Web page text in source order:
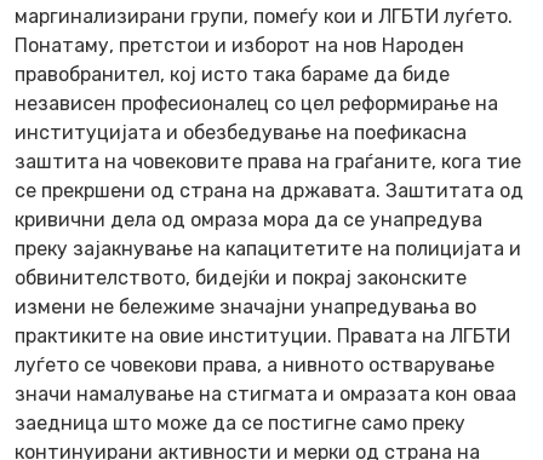
маргинализирани групи, помеѓу кои и ЛГБТИ луѓето.
Понатаму, претстои и изборот на нов Народен
правобранител, кој исто така бараме да биде
независен професионалец со цел реформирање на
институцијата и обезбедување на поефикасна
заштита на човековите права на граѓаните, кога тие
се прекршени од страна на државата. Заштитата од
кривични дела од омраза мора да се унапредува
преку зајакнување на капацитетите на полицијата и
обвинителството, бидејќи и покрај законските
измени не бележиме значајни унапредувања во
практиките на овие институции. Правата на ЛГБТИ
луѓето се човекови права, а нивното остварување
значи намалување на стигмата и омразата кон оваа
заедница што може да се постигне само преку
континуирани активности и мерки од страна на